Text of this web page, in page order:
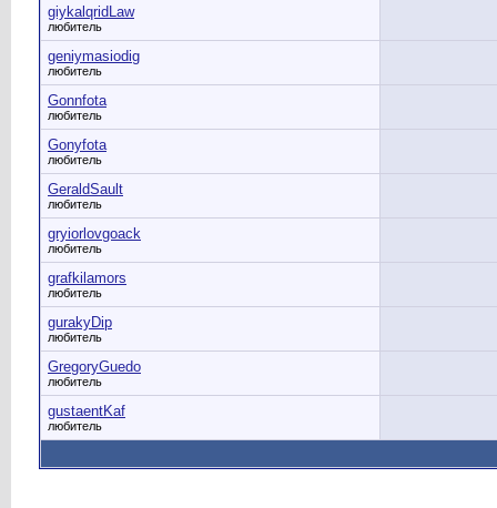
giykalqridLaw
любитель
geniymasiodig
любитель
Gonnfota
любитель
Gonyfota
любитель
GeraldSault
любитель
gryiorlovgoack
любитель
grafkilamors
любитель
gurakyDip
любитель
GregoryGuedo
любитель
gustaentKaf
любитель